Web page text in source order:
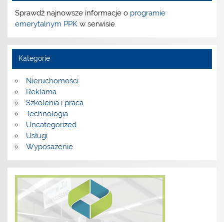
Sprawdź najnowsze informacje o programie
emerytalnym PPK w serwisie.
Kategorie
Nieruchomości
Reklama
Szkolenia i praca
Technologia
Uncategorized
Usługi
Wyposażenie